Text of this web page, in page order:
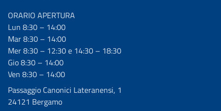
ORARIO APERTURA
Lun 8:30 – 14:00
Mar 8:30 – 14:00
Mer 8:30 – 12:30 e 14:30 – 18:30
Gio 8:30 – 14:00
Ven 8:30 – 14:00
Passaggio Canonici Lateranensi, 1
24121 Bergamo